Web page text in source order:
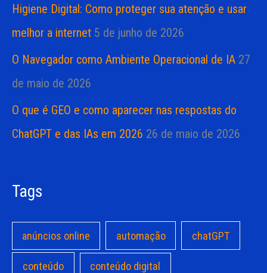
Higiene Digital: Como proteger sua atenção e usar
melhor a internet 5 de junho de 2026
O Navegador como Ambiente Operacional de IA 27
de maio de 2026
O que é GEO e como aparecer nas respostas do
ChatGPT e das IAs em 2026 26 de maio de 2026
Tags
anúncios online automação chatGPT
conteúdo conteúdo digital